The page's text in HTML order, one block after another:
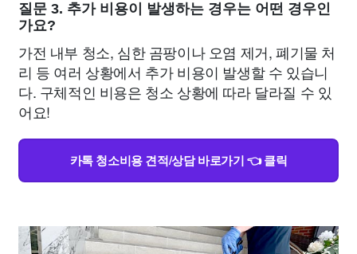
질문 3. 추가 비용이 발생하는 경우는 어떤 경우인
가요?
가전 내부 청소, 심한 곰팡이나 오염 제거, 폐기물 처
리 등 여러 상황에서 추가 비용이 발생할 수 있습니
다. 구체적인 비용은 청소 상황에 따라 달라질 수 있
어요!
카톡 청소비용 견적/상담 바로가기 👈 클릭